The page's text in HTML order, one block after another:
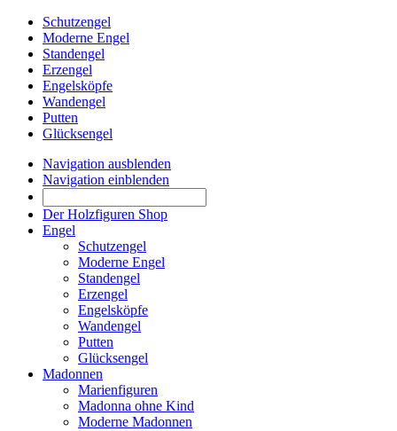
Schutzengel
Moderne Engel
Standengel
Erzengel
Engelsköpfe
Wandengel
Putten
Glücksengel
Navigation ausblenden
Navigation einblenden
Der Holzfiguren Shop
Engel
Schutzengel
Moderne Engel
Standengel
Erzengel
Engelsköpfe
Wandengel
Putten
Glücksengel
Madonnen
Marienfiguren
Madonna ohne Kind
Moderne Madonnen